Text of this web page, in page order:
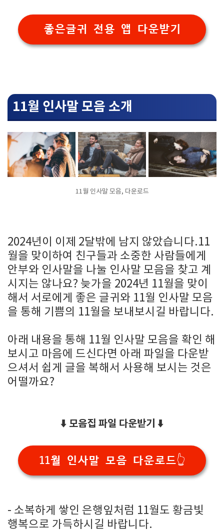
좋은글귀 전용 앱 다운받기
11월 인사말 모음 소개
11월 인사말 모음, 다운로드
2024년이 이제 2달밖에 남지 않았습니다.11
월을 맞이하여 친구들과 소중한 사람들에게
안부와 인사말을 나눌 인사말 모음을 찾고 계
시지는 않나요? 늦가을 2024년 11월을 맞이
해서 서로에게 좋은 글귀와 11월 인사말 모음
을 통해 기쁨의 11월을 보내보시길 바랍니다.
아래 내용을 통해 11월 인사말 모음을 확인 해
보시고 마음에 드신다면 아래 파일을 다운받
으셔서 쉽게 글을 복해서 사용해 보시는 것은
어떨까요?
⬇️ 모음집 파일 다운받기 ⬇️
11월 인사말 모음 다운로드👆
- 소복하게 쌓인 은행잎처럼 11월도 황금빛
행복으로 가득하시길 바랍니다.